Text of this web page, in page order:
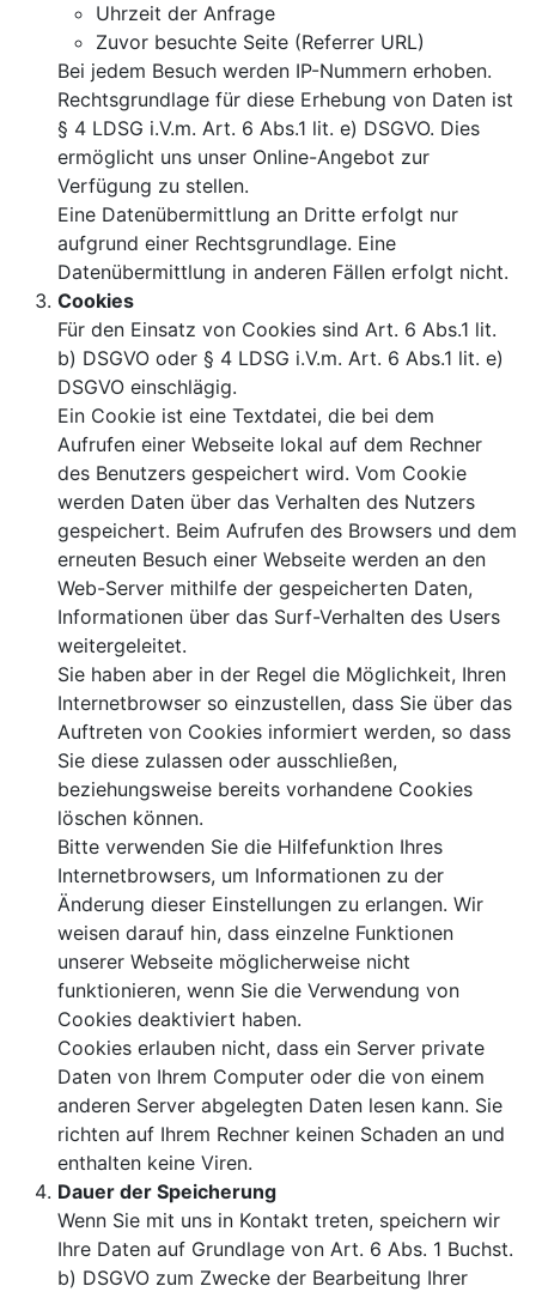
Uhrzeit der Anfrage
Zuvor besuchte Seite (Referrer URL)
Bei jedem Besuch werden IP-Nummern erhoben.
Rechtsgrundlage für diese Erhebung von Daten ist
§ 4 LDSG i.V.m. Art. 6 Abs.1 lit. e) DSGVO. Dies
ermöglicht uns unser Online-Angebot zur
Verfügung zu stellen.
Eine Datenübermittlung an Dritte erfolgt nur
aufgrund einer Rechtsgrundlage. Eine
Datenübermittlung in anderen Fällen erfolgt nicht.
Cookies
Für den Einsatz von Cookies sind Art. 6 Abs.1 lit.
b) DSGVO oder § 4 LDSG i.V.m. Art. 6 Abs.1 lit. e)
DSGVO einschlägig.
Ein Cookie ist eine Textdatei, die bei dem
Aufrufen einer Webseite lokal auf dem Rechner
des Benutzers gespeichert wird. Vom Cookie
werden Daten über das Verhalten des Nutzers
gespeichert. Beim Aufrufen des Browsers und dem
erneuten Besuch einer Webseite werden an den
Web-Server mithilfe der gespeicherten Daten,
Informationen über das Surf-Verhalten des Users
weitergeleitet.
Sie haben aber in der Regel die Möglichkeit, Ihren
Internetbrowser so einzustellen, dass Sie über das
Auftreten von Cookies informiert werden, so dass
Sie diese zulassen oder ausschließen,
beziehungsweise bereits vorhandene Cookies
löschen können.
Bitte verwenden Sie die Hilfefunktion Ihres
Internetbrowsers, um Informationen zu der
Änderung dieser Einstellungen zu erlangen. Wir
weisen darauf hin, dass einzelne Funktionen
unserer Webseite möglicherweise nicht
funktionieren, wenn Sie die Verwendung von
Cookies deaktiviert haben.
Cookies erlauben nicht, dass ein Server private
Daten von Ihrem Computer oder die von einem
anderen Server abgelegten Daten lesen kann. Sie
richten auf Ihrem Rechner keinen Schaden an und
enthalten keine Viren.
Dauer der Speicherung
Wenn Sie mit uns in Kontakt treten, speichern wir
Ihre Daten auf Grundlage von Art. 6 Abs. 1 Buchst.
b) DSGVO zum Zwecke der Bearbeitung Ihrer